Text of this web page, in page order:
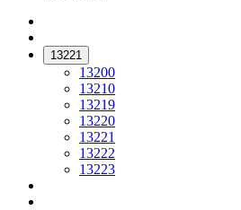
13221
13200
13210
13219
13220
13221
13222
13223